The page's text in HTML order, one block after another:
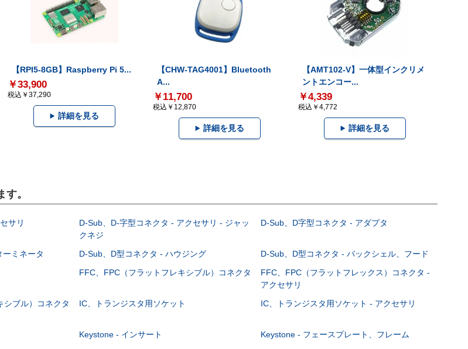
【RPI5-8GB】Raspberry Pi 5...
￥33,900
税込￥37,290
詳細を見る
【CHW-TAG4001】Bluetooth
A...
￥11,700
税込￥12,870
詳細を見る
【AMT102-V】一体型インクリメ
ントエンコー...
￥4,339
税込￥4,772
詳細を見る
。
サリ
D-Sub、D-字型コネクタ - アクセサリ - ジャッ
クネジ
D-Sub、D字型コネクタ - アダプタ
ミネータ D-Sub、D型コネクタ - ハウジング
D-Sub、D型コネクタ - バックシェル、フード
FFC、FPC（フラットフレキシブル）コネクタ
FFC、FPC（フラットフレックス）コネクタ -
アクセサリ
シブル）コネクタ
IC、トランジスタ用ソケット IC、トランジスタ用ソケット - アクセサリ
Keystone - インサート
Keystone - フェースプレート、フレーム